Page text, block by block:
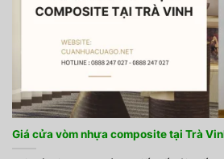
Giá cửa vòm nhựa composite tại Trà